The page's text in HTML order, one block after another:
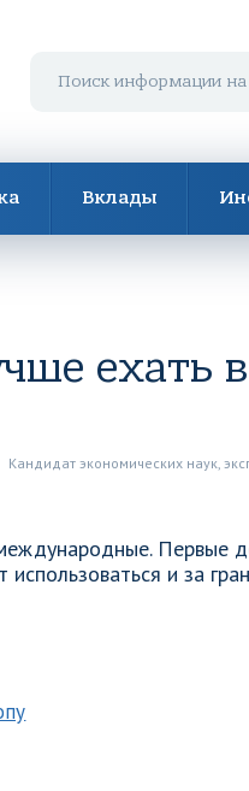
Вклады
ехать
Кандидат экономических наук,
Первые
и за